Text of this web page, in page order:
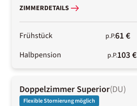
ZIMMERDETAILS
Frühstück p.P.61 €
Halbpension p.P.103 €
Doppelzimmer Superior(DU)
Flexible Stornierung möglich